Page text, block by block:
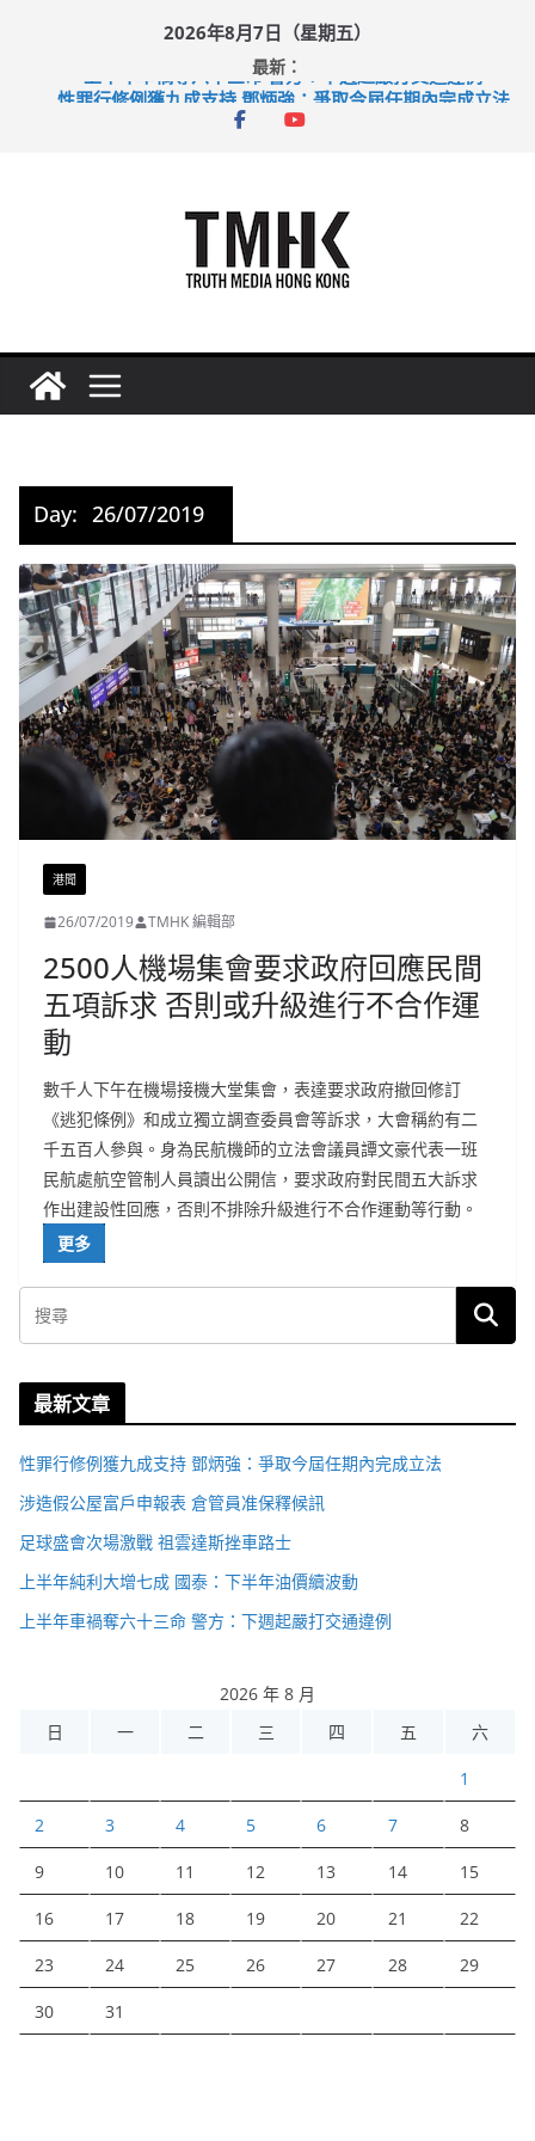
2026年8月7日（星期五）
最新：
上半年車禍奪六十三命 警方：下週起嚴打交通違例
性罪行修例獲九成支持 鄧炳強：爭取今屆任期內完成立法
涉造假公屋富戶申報表 倉管員准保釋候訊
Day: 26/07/2019
港聞
26/07/2019 TMHK 編輯部
2500人機場集會要求政府回應民間
五項訴求 否則或升級進行不合作運
動
數千人下午在機場接機大堂集會，表達要求政府撤回修訂
《逃犯條例》和成立獨立調查委員會等訴求，大會稱約有二
千五百人參與。身為民航機師的立法會議員譚文豪代表一班
民航處航空管制人員讀出公開信，要求政府對民間五大訴求
作出建設性回應，否則不排除升級進行不合作運動等行動。
更多
最新文章
性罪行修例獲九成支持 鄧炳強：爭取今屆任期內完成立法
涉造假公屋富戶申報表 倉管員准保釋候訊
足球盛會次場激戰 祖雲達斯挫車路士
上半年純利大增七成 國泰：下半年油價續波動
上半年車禍奪六十三命 警方：下週起嚴打交通違例
2026 年 8 月
日
一 二 三 四 五 六
1
2 3 4 5 6 7 8
9 10 11 12 13 14 15
16 17 18 19 20 21 22
23 24 25 26 27 28 29
30 31